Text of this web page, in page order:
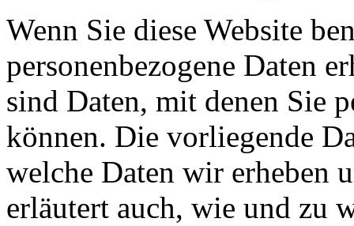
Wenn Sie diese Website
personenbezogene Daten
sind Daten, mit denen Sie
können. Die vorliegende
welche Daten wir erheben
erläutert auch, wie und zu